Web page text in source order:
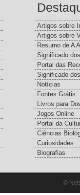
Artigos sobre
Artigos sobre
Resumo de A
Significado
Portal das
Significado
Notícias
Fontes Grátis
Livros para
Jogos Online
Portal da
Ciências
Curiosidades
Biografias
©